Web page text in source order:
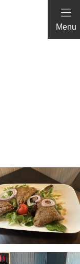
Menu